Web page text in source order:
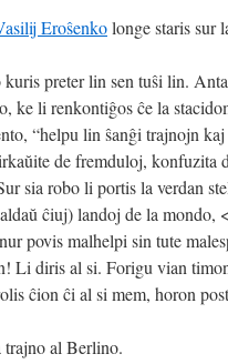
Eroŝenkolonge staris sur
preter lin sen tuŝi lin.
ke li renkontiĝos ĉe la
“helpu lin ŝanĝi trajnojn
de fremduloj, konfuzita
sia robo li portis la verdan
ĉiuj) landoj de la mondo,
povis malhelpi sin tute
Li diris al si. Forigu vian
ĉion ĉi al si mem, horon
trajno al Berlino.